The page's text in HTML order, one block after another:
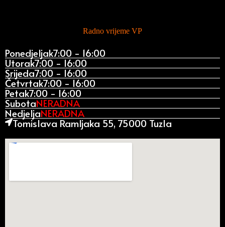
Radno vrijeme VP
Ponedjeljak7:00 - 16:00
Utorak7:00 - 16:00
Srijeda7:00 - 16:00
Četvrtak7:00 - 16:00
Petak7:00 - 16:00
SubotaNERADNA
NedjeljaNERADNA
Tomislava Ramljaka 55, 75000 Tuzla